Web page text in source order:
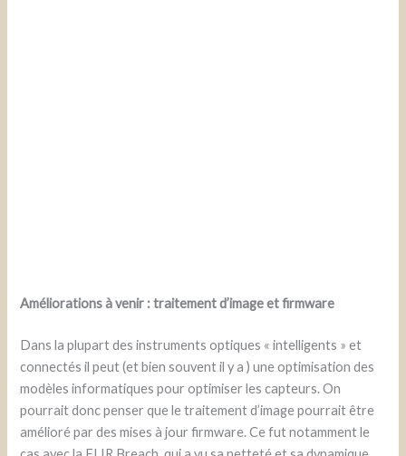
Améliorations à venir : traitement d’image et firmware
Dans la plupart des instruments optiques « intelligents » et
connectés il peut (et bien souvent il y a ) une optimisation des
modèles informatiques pour optimiser les capteurs. On
pourrait donc penser que le traitement d’image pourrait être
amélioré par des mises à jour firmware. Ce fut notamment le